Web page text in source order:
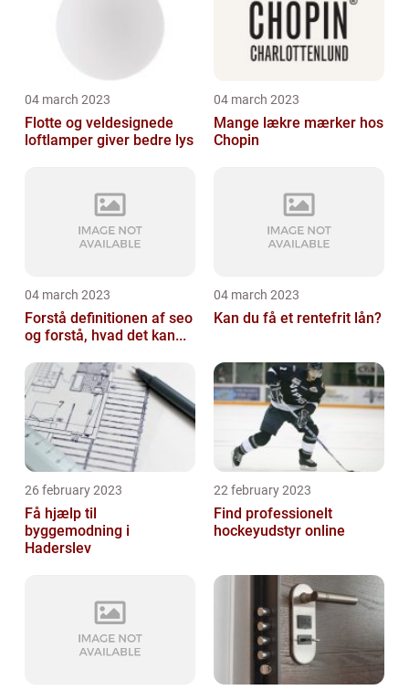
04 march 2023
Flotte og veldesignede
loftlamper giver bedre lys
04 march 2023
Mange lækre mærker hos
Chopin
04 march 2023
Forstå definitionen af seo
og forstå, hvad det kan...
04 march 2023
Kan du få et rentefrit lån?
26 february 2023
Få hjælp til
byggemodning i
Haderslev
22 february 2023
Find professionelt
hockeyudstyr online